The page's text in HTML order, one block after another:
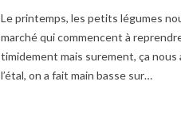
Le printemps, les petits légumes
marché qui commencent à
timidement mais surement, ça nous
l’étal, on a fait main basse sur…